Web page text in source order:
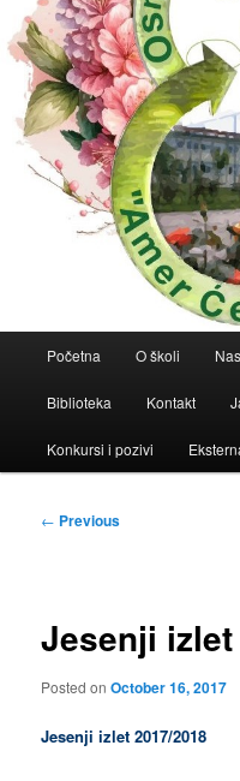
Početna O školi
Biblioteka Kontakt
Konkursi i pozivi
Post
← Previous
Jesenji izlet
Posted onOctober 16, 2017
Jesenji izlet 2017/2018